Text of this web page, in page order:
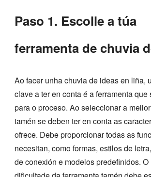
Paso 1. Escolle a túa
ferramenta de chuvia
Ao facer unha chuvia de ideas en liña,
clave a ter en conta é a ferramenta que
para o proceso. Ao seleccionar a
tamén se deben ter en conta as
ofrece. Debe proporcionar todas as
necesitan, como formas, estilos de
de conexión e modelos predefinidos.